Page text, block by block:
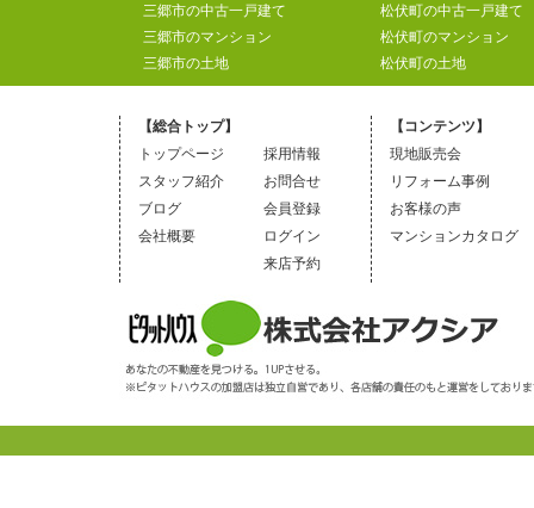
三郷市の中古一戸建て
三郷市のマンション
三郷市の土地
松伏町の中古一戸建て
松伏町のマンション
松伏町の土地
【総合トップ】
トップページ
スタッフ紹介
ブログ
会社概要
採用情報
お問合せ
会員登録
ログイン
来店予約
【コンテンツ】
現地販売会
リフォーム事例
お客様の声
マンションカタログ